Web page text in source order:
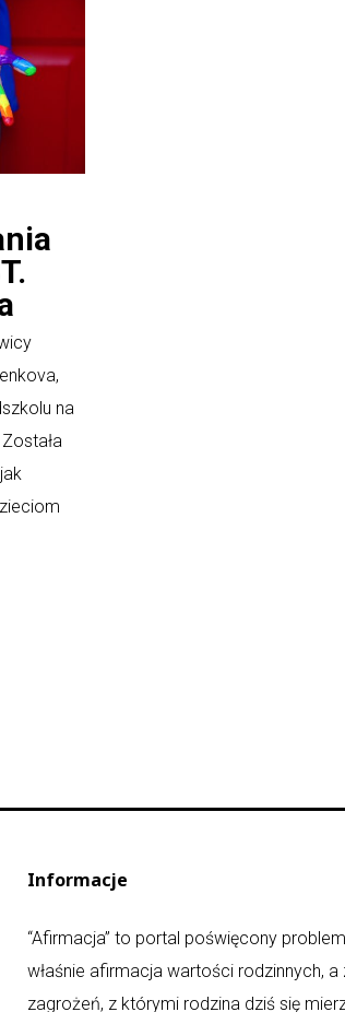
na
Informacje
“Afirmacja” to portal poświęcony
właśnie afirmacja wartości rodzinnych,
zagrożeń, z którymi rodzina dziś się